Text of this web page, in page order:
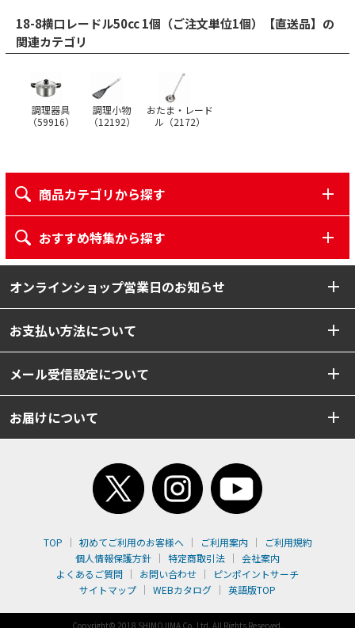
18-8横口レードル50cc 1個（ご注文単位1個）【直送品】の
関連カテゴリ
調理器具
（59916）
調理小物
（12192）
おたま・レード
ル（2172）
商品カテゴリから探す
おすすめ特集から探す
オンラインショップ営業日のお知らせ
お支払い方法について
メール受信設定について
お届けについて
TOP 初めてご利用のお客様へ ご利用案内
ご利用規約
個人情報保護方針
特定商取引法
会社案内
よくあるご質問
お問い合わせ
ピンポイントサーチ
サイトマップ
WEBカタログ 英語版TOP
Copyright© 2018 SHIMOJIMA Co.,Ltd. All Rights Reserved.